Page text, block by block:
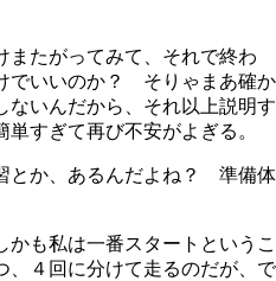
またがってみて、それで終わ
でいいのか？ そりゃまあ確か
ないんだから、それ以上説明す
すぎて再び不安がよぎる。
とか、あるんだよね？ 準備体
かも私は一番スタートというこ
、４回に分けて走るのだが、で